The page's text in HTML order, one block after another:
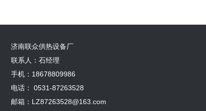
济南联众供热设备厂
联系人：石经理
手机：18678809986
电话： 0531-87263528
邮箱：LZ87263528@163.com